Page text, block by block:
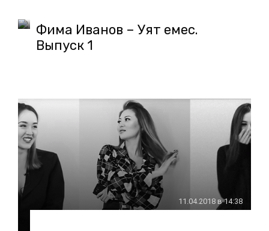
Фима Иванов – Уят емес.
Выпуск 1
11.04.2018 в 14:38